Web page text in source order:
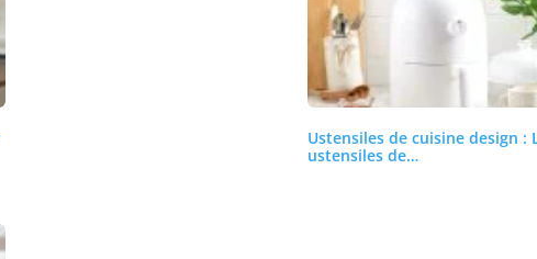
Ustensiles de cuisine design :
ustensiles de…